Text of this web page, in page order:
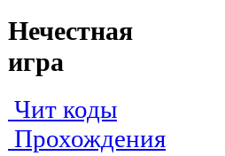
Нечестная
игра
Чит коды
Прохождения